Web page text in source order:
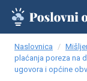
Naslovnica
plaćanja poreza na
ugovora i općine